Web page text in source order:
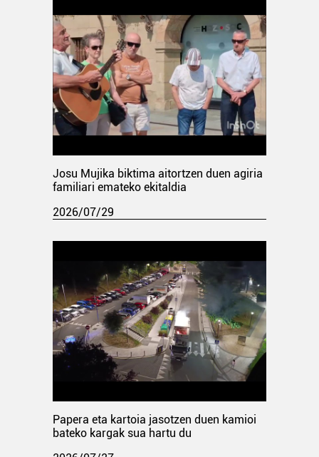
Josu Mujika biktima aitortzen duen agiria
familiari emateko ekitaldia
2026/07/29
Papera eta kartoia jasotzen duen kamioi
bateko kargak sua hartu du